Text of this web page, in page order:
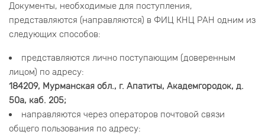
Документы, необходимые для поступления,
представляются (направляются) в ФИЦ КНЦ РАН одним из
следующих способов:
представляются лично поступающим (доверенным
лицом) по адресу:
184209, Мурманская обл., г. Апатиты, Академгородок, д.
50а, каб. 205;
направляются через операторов почтовой связи
общего пользования по адресу: